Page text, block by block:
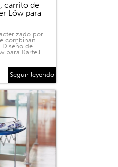
carrito de
Löw para
por
combinan
Diseño de
para Kartell. …
Seguir leyendo